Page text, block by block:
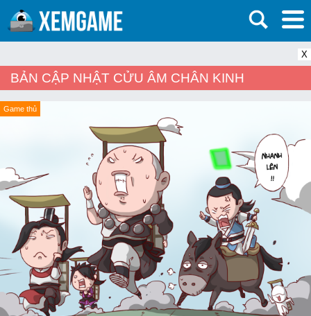
X
BẢN CẬP NHẬT CỬU ÂM CHÂN KINH
Game thủ